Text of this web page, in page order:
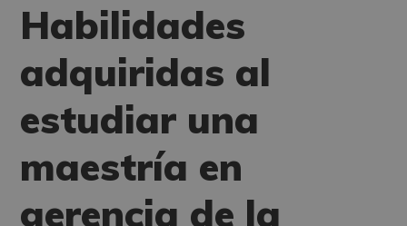
Habilidades
adquiridas al
estudiar una
maestría en
gerencia de la